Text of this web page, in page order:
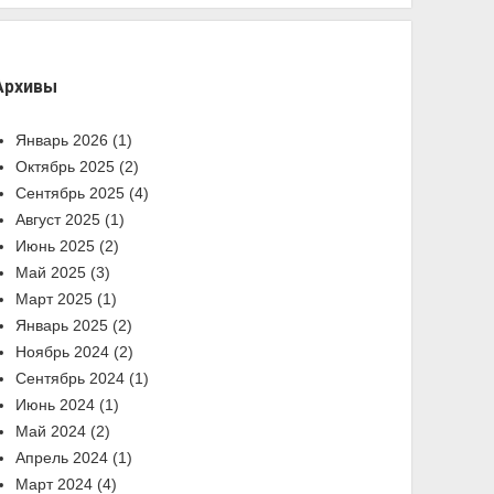
Январь 2026 (1)
Октябрь 2025 (2)
Сентябрь 2025 (4)
Август 2025 (1)
Июнь 2025 (2)
Май 2025 (3)
Март 2025 (1)
Январь 2025 (2)
Ноябрь 2024 (2)
Сентябрь 2024 (1)
Июнь 2024 (1)
Май 2024 (2)
Апрель 2024 (1)
Март 2024 (4)